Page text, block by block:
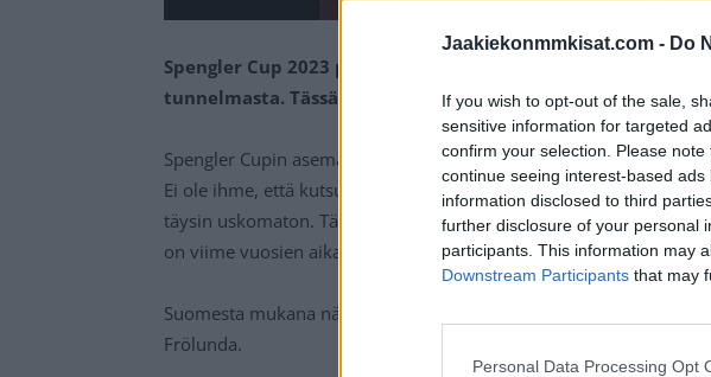
Jaakiekonmmkisat.com - Do
If you wish to opt-out of the sale,
sensitive information for targeted
confirm your selection. Please
continue seeing interest-based
information disclosed to third
further disclosure of your personal
participants. This information may
Downstream Participants that may
Personal Data Processing Opt
Spengler Cup 2023 pelataan Sveitsin Davosissa, jossa
tunnelmasta. Tässä otteluohjelma turnaukseen.
Spengler Cupin asema kiekkokartalla on legendaarinen, sillä
Ei ole ihme, että kutsutut joukkueet poikkeuksetta lähtevät
täysin uskomaton. Tällä kertaa mukana nähdään joukkueita
on viime vuosien aikana useita Spengler Cupin mestaruuksia
Suomesta mukana nähdään tänä vuonna KalPa, kun taas Ruotsin
Frölunda.